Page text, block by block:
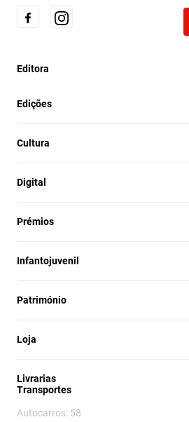
Editora
Edições
Cultura
Digital
Prémios
Infantojuvenil
Património
Loja
Livrarias
Transportes
Autocarros: 58